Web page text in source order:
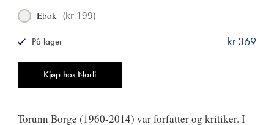
Ebok (kr 199)
Kjøp hos Norli
kr 369
På lager
Torunn Borge (1960-2014) var forfatter og kritiker. I